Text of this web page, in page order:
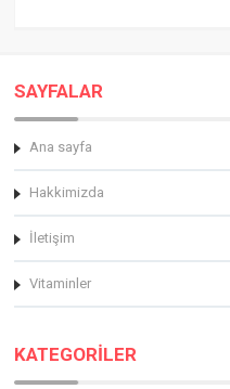
SAYFALAR
Ana sayfa
Hakkimizda
İletişim
Vitaminler
KATEGORİLER